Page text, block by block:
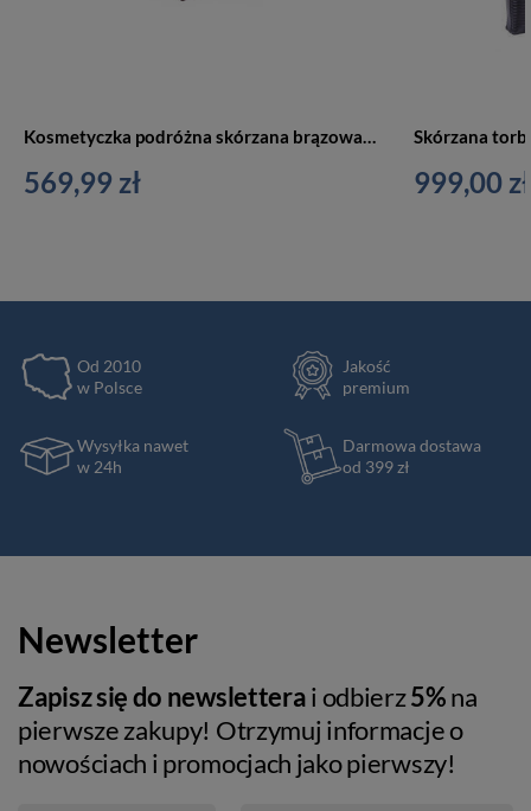
Kosmetyczka podróżna skórzana brązowa duża Verus BC407 BR
569,99 zł 999,00 zł
Od 2010
w Polsce
Jakość
premium
Wysyłka nawet
w 24h
Darmowa dostawa
od 399 zł
Newsletter
Zapisz się do newsletterai odbierz5%na
pierwsze zakupy! Otrzymuj informacje o
nowościach i promocjach jako pierwszy!